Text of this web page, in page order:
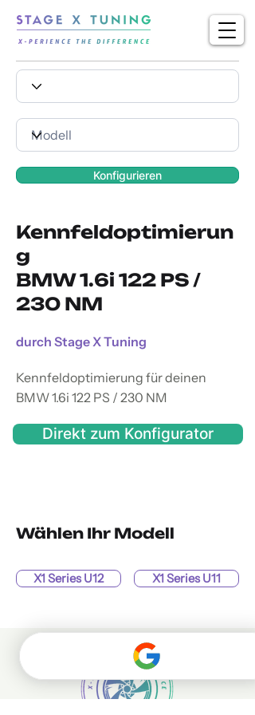
Konfigurieren
Kennfeldoptimierun
g
BMW 1.6i 122 PS /
230 NM
durch Stage X Tuning
Kennfeldoptimierung für deinen
BMW 1.6i 122 PS / 230 NM
Direkt zum Konfigurator
Wählen Ihr Modell
X1 Series U12 X1 Series U11